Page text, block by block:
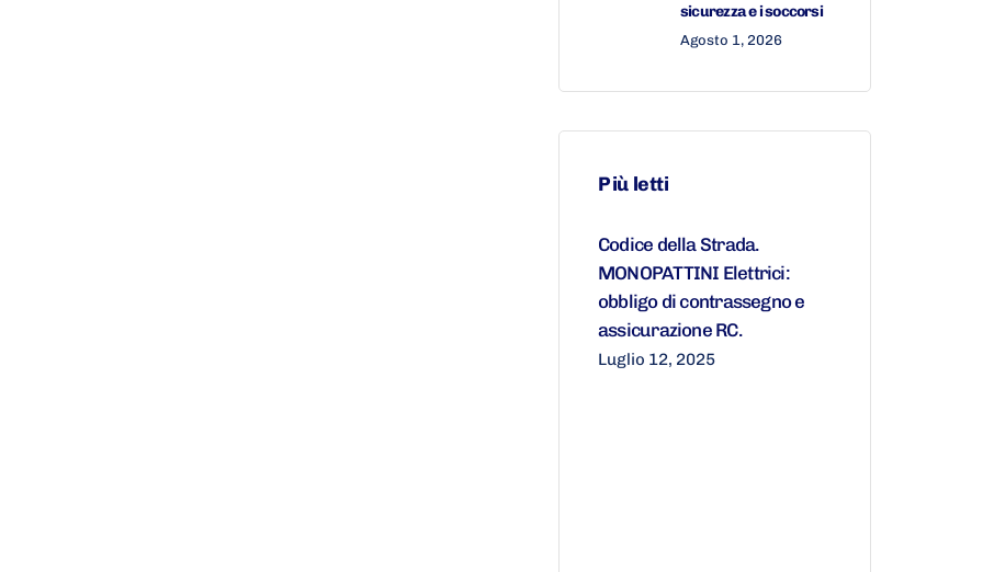
sicurezza e i soccorsi
Agosto 1, 2026
Più letti
Codice della Strada.
MONOPATTINI Elettrici:
obbligo di contrassegno e
assicurazione RC.
Luglio 12, 2025